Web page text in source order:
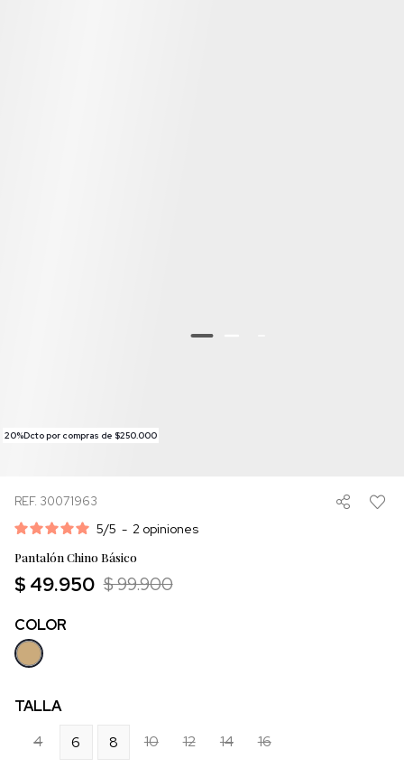
20%Dcto por compras de $250.000
REF. 30071963
5/5 - 2 opiniones
Pantalón Chino Básico
$ 49.950 $ 99.900
COLOR
TALLA
4
6 8 10 12 14 16